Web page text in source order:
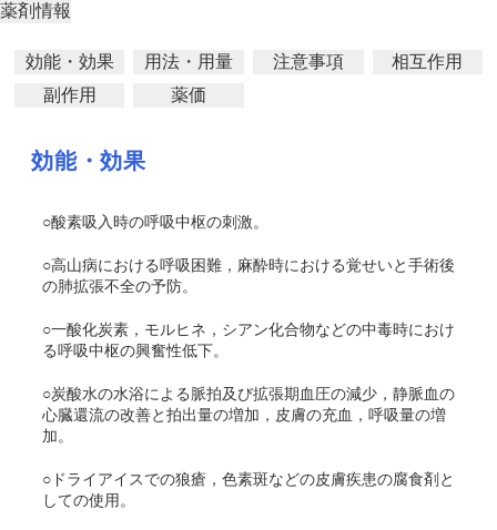
薬剤情報
効能・効果 用法・用量 注意事項
相互作用
副作用
薬価
効能・効果
○酸素吸入時の呼吸中枢の刺激。
○高山病における呼吸困難，麻酔時における覚せいと手術後
の肺拡張不全の予防。
○一酸化炭素，モルヒネ，シアン化合物などの中毒時におけ
る呼吸中枢の興奮性低下。
○炭酸水の水浴による脈拍及び拡張期血圧の減少，静脈血の
心臓還流の改善と拍出量の増加，皮膚の充血，呼吸量の増
加。
○ドライアイスでの狼瘡，色素斑などの皮膚疾患の腐食剤と
しての使用。